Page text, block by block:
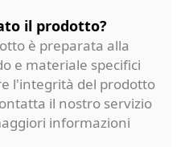
il prodotto?
è preparata alla
e materiale specifici
l'integrità del prodotto
il nostro servizio
informazioni